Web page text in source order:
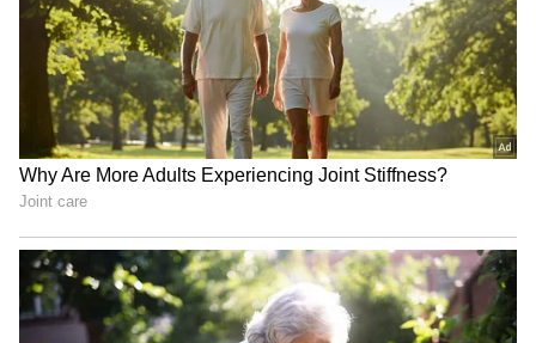
సునామీ.. 27 వేలకు పైగా రన్స్, 1426 సిక్సర్లు
IPL 2026 Most Runs: ఐపీఎల్ 2026లో అత్యధిక
రన్స్ చేసిన టాప్ 5 బ్యాటర్లు వీరే !
3
6